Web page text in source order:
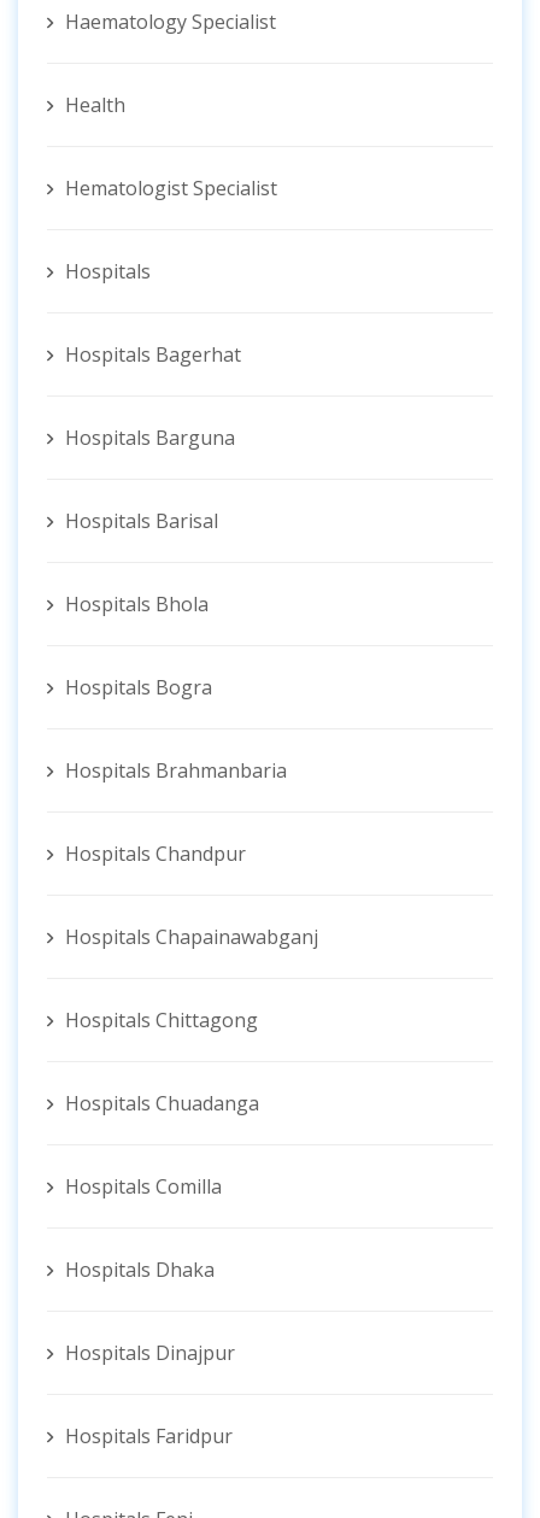
Haematology Specialist
Health
Hematologist ‍Specialist
Hospitals
Hospitals Bagerhat
Hospitals Barguna
Hospitals Barisal
Hospitals Bhola
Hospitals Bogra
Hospitals Brahmanbaria
Hospitals Chandpur
Hospitals Chapainawabganj
Hospitals Chittagong
Hospitals Chuadanga
Hospitals Comilla
Hospitals Dhaka
Hospitals Dinajpur
Hospitals Faridpur